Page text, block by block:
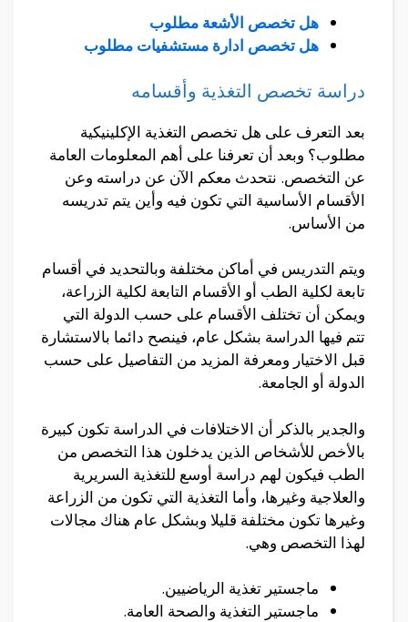
هل تخصص الأشعة مطلوب
هل تخصص ادارة مستشفيات مطلوب
دراسة تخصص التغذية وأقسامه
بعد التعرف على هل تخصص التغذية الإكلينيكية
مطلوب؟ وبعد أن تعرفنا على أهم المعلومات العامة
عن التخصص. نتحدث معكم الآن عن دراسته وعن
الأقسام الأساسية التي تكون فيه وأين يتم تدريسه
من الأساس.
ويتم التدريس في أماكن مختلفة وبالتحديد في أقسام
تابعة لكلية الطب أو الأقسام التابعة لكلية الزراعة،
ويمكن أن تختلف الأقسام على حسب الدولة التي
تتم فيها الدراسة بشكل عام، فينصح دائما بالاستشارة
قبل الاختيار ومعرفة المزيد من التفاصيل على حسب
الدولة أو الجامعة.
والجدير بالذكر أن الاختلافات في الدراسة تكون كبيرة
بالأخص للأشخاص الذين يدخلون هذا التخصص من
الطب فيكون لهم دراسة أوسع للتغذية السريرية
والعلاجية وغيرها، وأما التغذية التي تكون من الزراعة
وغيرها تكون مختلفة قليلا وبشكل عام هناك مجالات
لهذا التخصص وهي.
ماجستير تغذية الرياضيين.
ماجستير التغذية والصحة العامة.